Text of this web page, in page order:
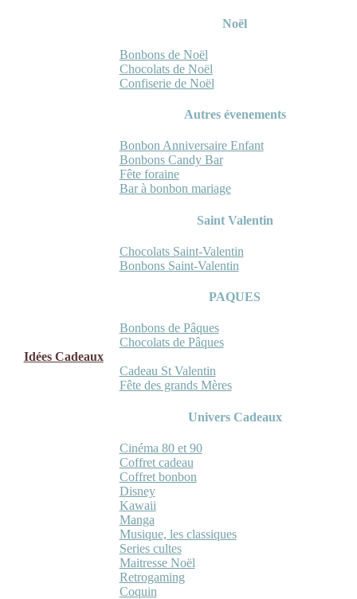
Noël
Bonbons de Noël
Chocolats de Noël
Confiserie de Noël
Autres évenements
Bonbon Anniversaire Enfant
Bonbons Candy Bar
Fête foraine
Bar à bonbon mariage
Saint Valentin
Chocolats Saint-Valentin
Bonbons Saint-Valentin
PAQUES
Bonbons de Pâques
Chocolats de Pâques
Idées Cadeaux
Cadeau St Valentin
Fête des grands Mères
Univers Cadeaux
Cinéma 80 et 90
Coffret cadeau
Coffret bonbon
Disney
Kawaii
Manga
Musique, les classiques
Series cultes
Maitresse Noël
Retrogaming
Coquin